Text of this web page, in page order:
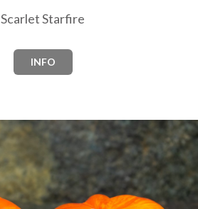
Scarlet Starfire
INFO